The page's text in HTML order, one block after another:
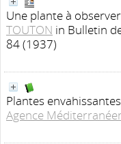
Une plante à
TOUTON in Bulletin
84 (1937)
Plantes
Agence